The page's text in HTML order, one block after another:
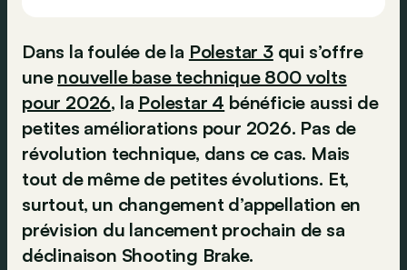
Dans la foulée de la Polestar 3qui s’offre
une nouvelle base technique 800 volts
pour 2026, la Polestar 4 bénéficie aussi de
petites améliorations pour 2026. Pas de
révolution technique, dans ce cas. Mais
tout de même de petites évolutions. Et,
surtout, un changement d’appellation en
prévision du lancement prochain de sa
déclinaison Shooting Brake.